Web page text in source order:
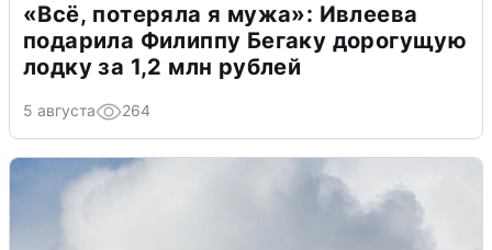
«Всё, потеряла я мужа»: Ивлеева
подарила Филиппу Бегаку дорогущую
лодку за 1,2 млн рублей
5 августа 264